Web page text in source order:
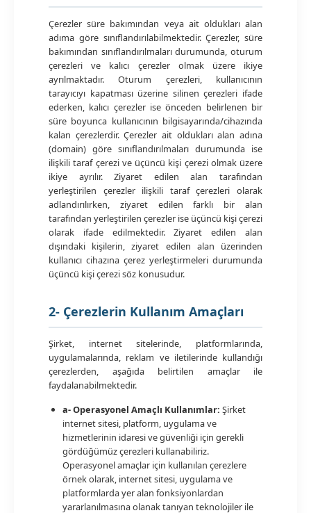
Çerezler süre bakımından veya ait oldukları alan
adıma göre sınıflandırılabilmektedir. Çerezler, süre
bakımından sınıflandırılmaları durumunda, oturum
çerezleri ve kalıcı çerezler olmak üzere ikiye
ayrılmaktadır. Oturum çerezleri, kullanıcının
tarayıcıyı kapatması üzerine silinen çerezleri ifade
ederken, kalıcı çerezler ise önceden belirlenen bir
süre boyunca kullanıcının bilgisayarında/cihazında
kalan çerezlerdir. Çerezler ait oldukları alan adına
(domain) göre sınıflandırılmaları durumunda ise
ilişkili taraf çerezi ve üçüncü kişi çerezi olmak üzere
ikiye ayrılır. Ziyaret edilen alan tarafından
yerleştirilen çerezler ilişkili taraf çerezleri olarak
adlandırılırken, ziyaret edilen farklı bir alan
tarafından yerleştirilen çerezler ise üçüncü kişi çerezi
olarak ifade edilmektedir. Ziyaret edilen alan
dışındaki kişilerin, ziyaret edilen alan üzerinden
kullanıcı cihazına çerez yerleştirmeleri durumunda
üçüncü kişi çerezi söz konusudur.
2- Çerezlerin Kullanım Amaçları
Şirket, internet sitelerinde, platformlarında,
uygulamalarında, reklam ve iletilerinde kullandığı
çerezlerden, aşağıda belirtilen amaçlar ile
faydalanabilmektedir.
a- Operasyonel Amaçlı Kullanımlar: Şirket
internet sitesi, platform, uygulama ve
hizmetlerinin idaresi ve güvenliği için gerekli
gördüğümüz çerezleri kullanabiliriz.
Operasyonel amaçlar için kullanılan çerezlere
örnek olarak, internet sitesi, uygulama ve
platformlarda yer alan fonksiyonlardan
yararlanılmasına olanak tanıyan teknolojiler ile